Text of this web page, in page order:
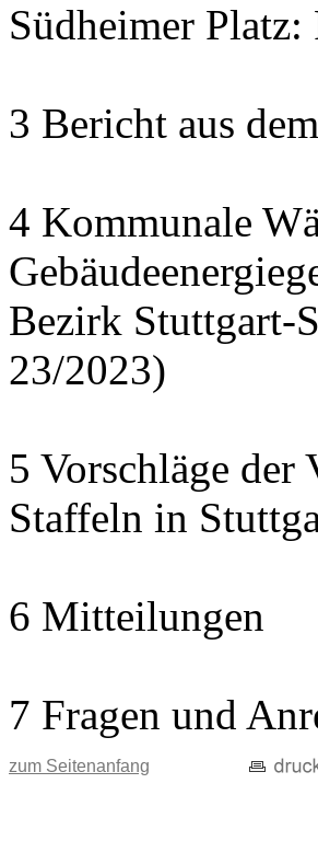
Südheimer
3 Bericht aus
4 Kommunale
Bezirk Stuttgart-
23/2023)
5 Vorschläge der
Staffeln in
6 Mitteilungen
7 Fragen und
zum Seitenanfang